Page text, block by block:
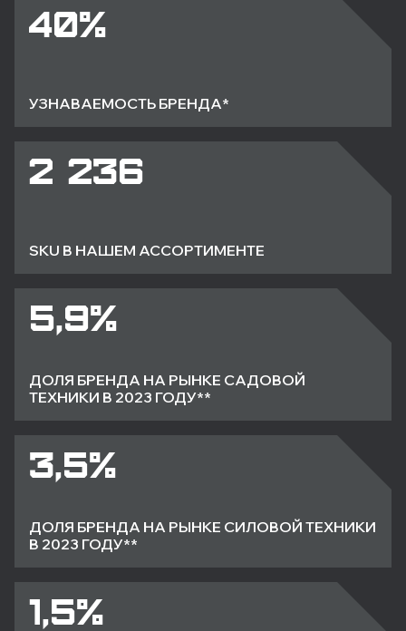
40%
УЗНАВАЕМОСТЬ БРЕНДА*
2 236
SKU В НАШЕМ АССОРТИМЕНТЕ
5,9%
ДОЛЯ БРЕНДА НА РЫНКЕ САДОВОЙ
ТЕХНИКИ В 2023 ГОДУ**
3,5%
ДОЛЯ БРЕНДА НА РЫНКЕ СИЛОВОЙ ТЕХНИКИ
В 2023 ГОДУ**
1,5%